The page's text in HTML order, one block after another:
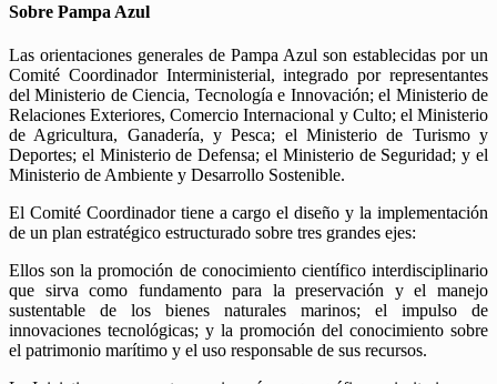
Sobre Pampa Azul
Las orientaciones generales de Pampa Azul son establecidas por un
Comité Coordinador Interministerial, integrado por representantes
del Ministerio de Ciencia, Tecnología e Innovación; el Ministerio de
Relaciones Exteriores, Comercio Internacional y Culto; el Ministerio
de Agricultura, Ganadería, y Pesca; el Ministerio de Turismo y
Deportes; el Ministerio de Defensa; el Ministerio de Seguridad; y el
Ministerio de Ambiente y Desarrollo Sostenible.
El Comité Coordinador tiene a cargo el diseño y la implementación
de un plan estratégico estructurado sobre tres grandes ejes:
Ellos son la promoción de conocimiento científico interdisciplinario
que sirva como fundamento para la preservación y el manejo
sustentable de los bienes naturales marinos; el impulso de
innovaciones tecnológicas; y la promoción del conocimiento sobre
el patrimonio marítimo y el uso responsable de sus recursos.